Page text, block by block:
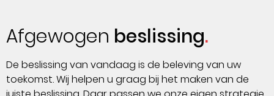
Afgewogen beslissing
De beslissing van vandaag is de beleving van uw
toekomst. Wij helpen u graag bij het maken van de